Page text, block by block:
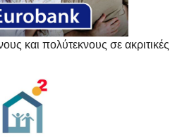
και πολύτεκνους σε ακριτικές